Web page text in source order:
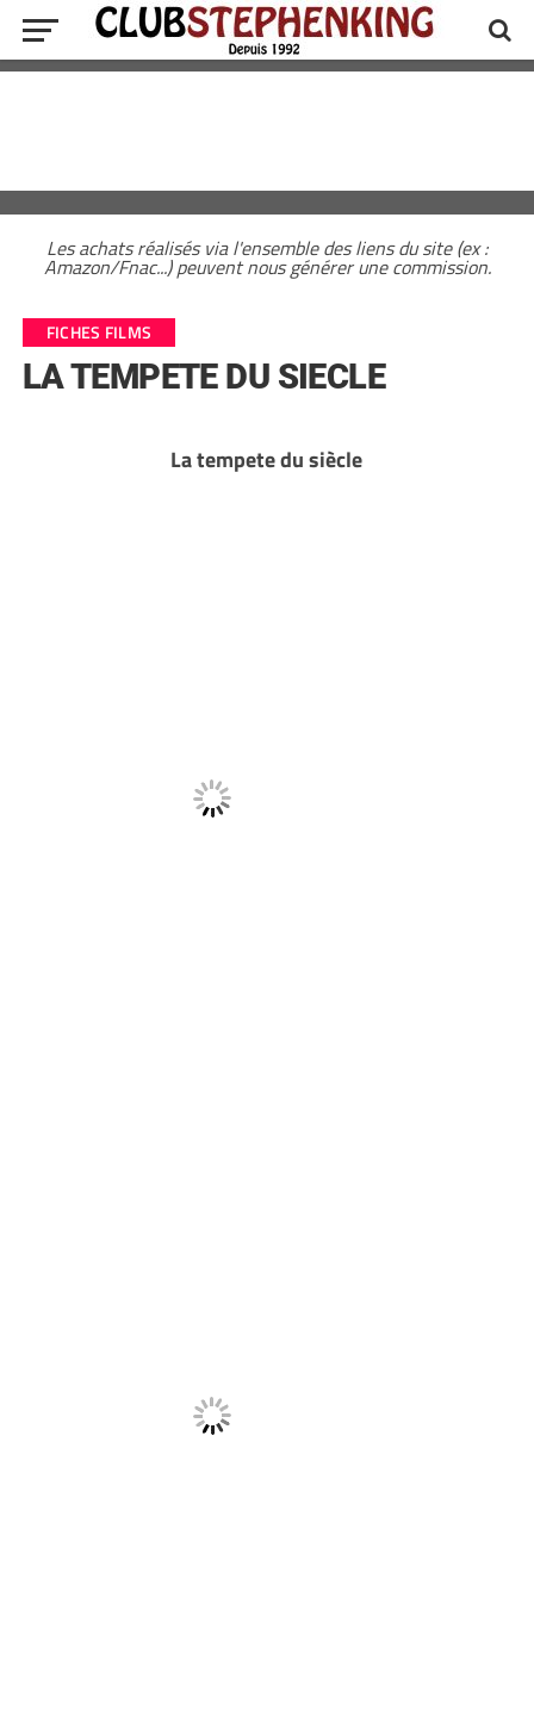
Les achats réalisés via l'ensemble des liens du site (ex :
Amazon/Fnac...) peuvent nous générer une commission.
FICHES FILMS
LA TEMPETE DU SIECLE
La tempete du siècle